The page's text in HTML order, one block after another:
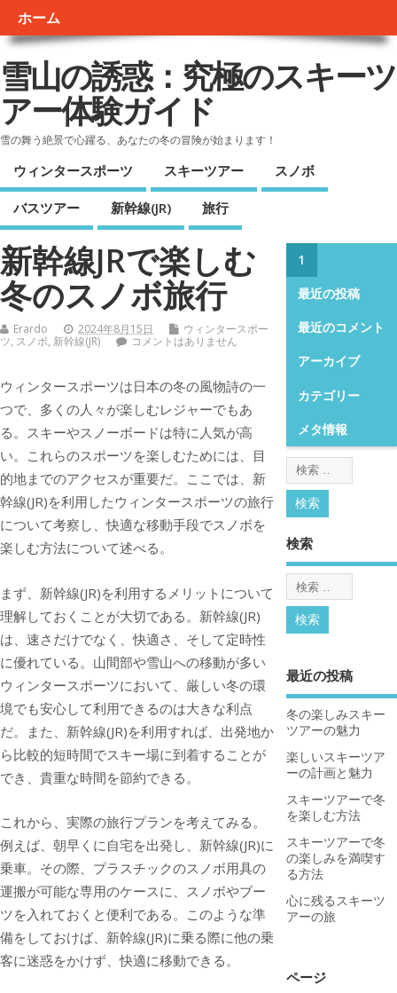
ホーム
雪山の誘惑：究極のスキーツ
アー体験ガイド
雪の舞う絶景で心躍る、あなたの冬の冒険が始まります！
ウィンタースポーツ スキーツアー スノボ
バスツアー 新幹線(JR) 旅行
新幹線JRで楽しむ
冬のスノボ旅行
Erardo 2024年8月15日
ウィンタースポー
ツ, スノボ, 新幹線(JR) コメントはありません
ウィンタースポーツは日本の冬の風物詩の一
つで、多くの人々が楽しむレジャーでもあ
る。 スキーやスノーボードは特に人気が高
い。これらのスポーツを楽しむためには、目
的地までのアクセスが重要だ。ここでは、新
幹線(JR)を利用したウィンタースポーツの旅行
について考察し、快適な移動手段でスノボを
楽しむ方法について述べる。
まず、新幹線(JR)を利用するメリットについて
理解しておくことが大切である。新幹線(JR)
は、速さだけでなく、快適さ、そして定時性
に優れている。山間部や雪山への移動が多い
ウィンタースポーツにおいて、厳しい冬の環
境でも安心して利用できるのは大きな利点
だ。また、新幹線(JR)を利用すれば、出発地か
ら比較的短時間でスキー場に到着することが
でき、貴重な時間を節約できる。
これから、実際の旅行プランを考えてみる。
例えば、朝早くに自宅を出発し、新幹線(JR)に
乗車。その際、プラスチックのスノボ用具の
運搬が可能な専用のケースに、スノボやブー
ツを入れておくと便利である。このような準
備をしておけば、新幹線(JR)に乗る際に他の乗
客に迷惑をかけず、快適に移動できる。
1
最近の投稿
最近のコメント
アーカイブ
カテゴリー
メタ情報
検索
最近の投稿
冬の楽しみスキー
ツアーの魅力
楽しいスキーツア
ーの計画と魅力
スキーツアーで冬
を楽しむ方法
スキーツアーで冬
の楽しみを満喫す
る方法
心に残るスキーツ
アーの旅
ページ